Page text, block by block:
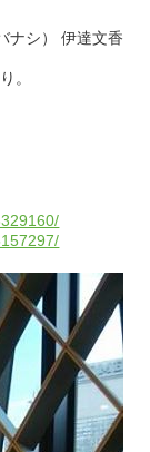
ナシ） 伊達文香
。